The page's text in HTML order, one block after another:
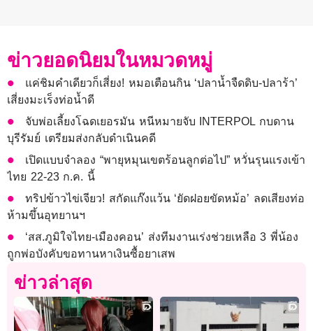
ข่าวยอดนิยมในหมวดหมู่
แค่ชิมคำเดียวก็เสี่ยง! หมอเตือนกิน ‘ปลาน้ำจืดดิบ-ปลาร้า’
เสี่ยงมะเร็งท่อน้ำดี
จับพ่อเลี้ยงโฉดเยอรมัน หนีหมายจับ INTERPOL กบดาน
บุรีรัมย์ เตรียมส่งกลับดำเนินคดี
เปิดแบบจำลอง “พายุหมุนเขตร้อนลูกต่อไป” หวั่นรุนแรงเข้า
ไทย 22-23 ก.ค. นี้
ทริปข้าวไข่เจียว! สกัดแก๊งแว้น ‘ยัดฝอยขัดหม้อ’ ลดเสียงท่อ
ห้ามขึ้นอุทยานฯ
‘สส.ภูมิใจไทย-เมืองคอน’ ส่งทีมงานเร่งช่วยเหลือ 3 พี่น้อง
ถูกพ่อบังคับขอทานหาเงินซื้อยาเสพ
ข่าวล่าสุด